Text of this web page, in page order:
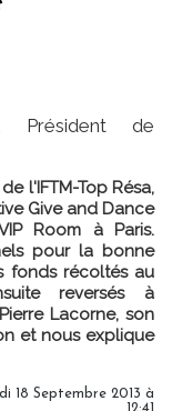
Président de
l'IFTM-Top Résa,
Give and Dance
Room à Paris.
pour la bonne
fonds récoltés au
reversés à
Lacorne, son
et nous explique
18 Septembre 2013 à